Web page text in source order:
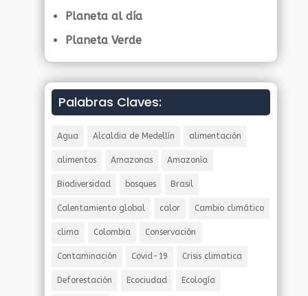
Planeta al día
Planeta Verde
Palabras Claves:
Agua Alcaldia de Medellín alimentación
alimentos Amazonas Amazonía
Biodiversidad bosques Brasil
Calentamiento global calor Cambio climático
clima Colombia Conservación
Contaminación Covid-19 Crisis climatica
Deforestación Ecociudad Ecología